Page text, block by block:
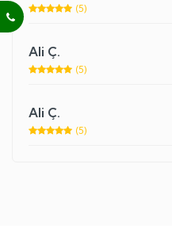
(5)
Ali Ç.
(5)
Ali Ç.
(5)